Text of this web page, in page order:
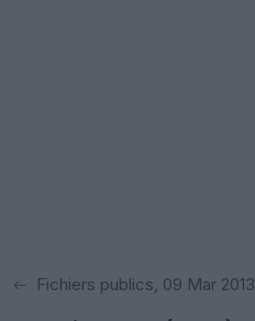
Fichiers publics, 09 Mar 2013